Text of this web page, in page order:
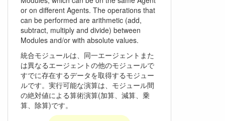
or on different Agents. The operations that
can be performed are arithmetic (add,
subtract, multiply and divide) between
Modules and/or with absolute values.
統合モジュールは、同一エージェントまた
は異なるエージェントの他のモジュールで
すでに存在するデータを取得するモジュー
ルです。実行可能な演算は、モジュール間
の絶対値による算術演算(加算、減算、乗
算、除算)です。